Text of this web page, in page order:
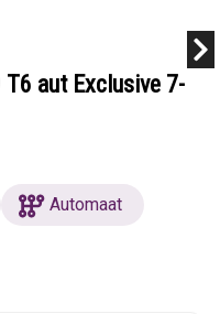
aut Exclusive 7-
Automaat